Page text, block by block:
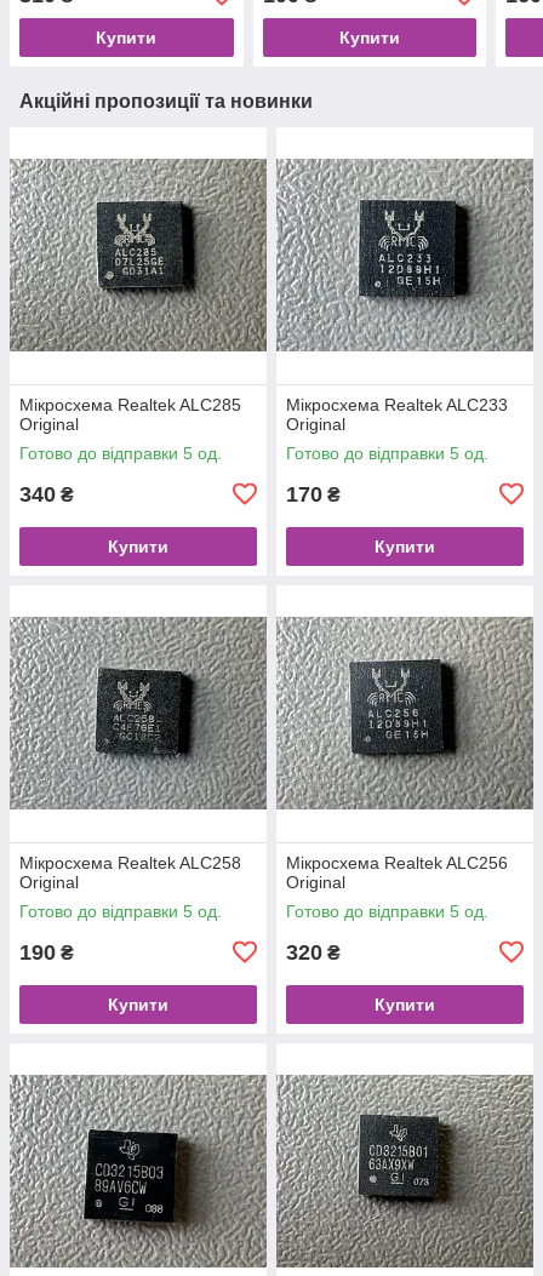
Купити Купити
Акційні пропозиції та новинки
Мікросхема Realtek ALC285
Original
Готово до відправки 5 од.
340 ₴
Купити
Мікросхема Realtek ALC233
Original
Готово до відправки 5 од.
170 ₴
Купити
Мікросхема Realtek ALC258
Original
Готово до відправки 5 од.
190 ₴
Купити
Мікросхема Realtek ALC256
Original
Готово до відправки 5 од.
320 ₴
Купити